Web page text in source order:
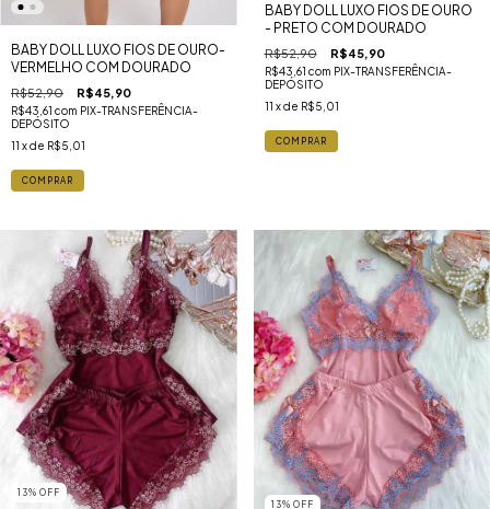
BABY DOLL LUXO FIOS DE OURO-
VERMELHO COM DOURADO
R$52,90 R$45,90
R$43,61 com PIX-TRANSFERÊNCIA-
DEPÓSITO
11 x de R$5,01
COMPRAR
BABY DOLL LUXO FIOS DE OURO
- PRETO COM DOURADO
R$52,90 R$45,90
R$43,61 com PIX-TRANSFERÊNCIA-
DEPÓSITO
11 x de R$5,01
COMPRAR
13% OFF
13% OFF